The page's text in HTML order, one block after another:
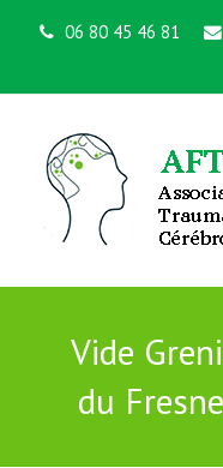
06 80 45 46 81
Vide
du